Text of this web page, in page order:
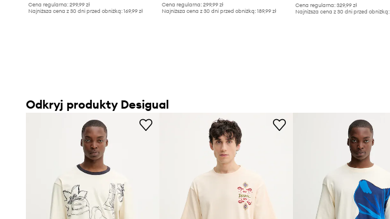
Cena regularna: 299,99 zł
Najniższa cena z 30 dni przed obniżką: 169,99 zł
Cena regularna:299,99 zł
Najniższa cena z 30 dni przed obniżką:189,99 zł
Cena regularna: 329,99 zł
Najniższa cena z 30 dni przed obniżką:
Odkryj produkty Desigual